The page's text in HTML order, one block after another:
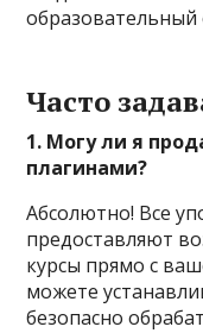
образовательный
Часто
1. Могу ли я
плагинами?
Абсолютно! Все
предоставляют
курсы прямо с
можете
безопасно